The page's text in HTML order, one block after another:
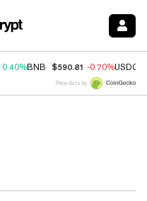
0.40%BNB $590.81 -0.70%USDC
Price data by